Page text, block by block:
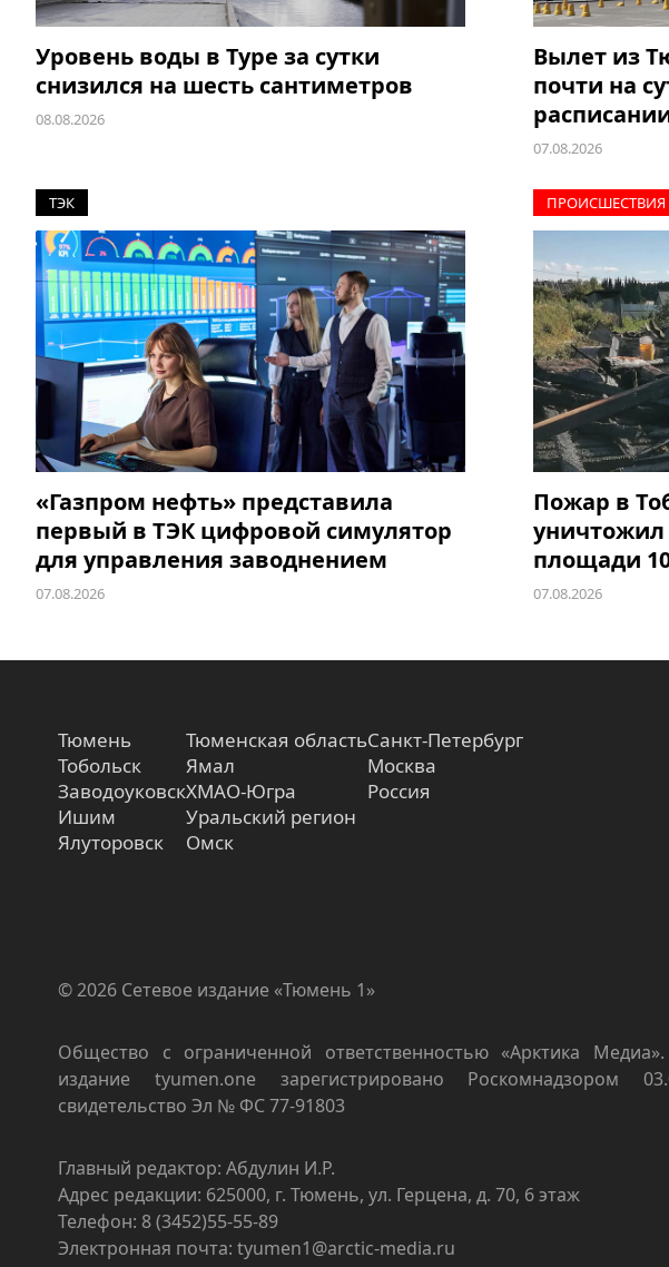
Уровень воды в Туре за сутки
снизился на шесть сантиметров
08.08.2026
Вылет из
почти на
07.08.2026
ТЭК
«Газпром нефть» представила
первый в ТЭК цифровой симулятор
для управления заводнением
07.08.2026
ПРОИCШЕСТВИЯ
Пожар в
уничтожил
площади
07.08.2026
Тюмень
Тобольск
Заводоуковск
Ишим
Ялуторовск
Тюменская область
Ямал
ХМАО-Югра
Уральский регион
Омск
Санкт-Петербург
Москва
Россия
© 2026 Сетевое издание «Тюмень 1»
Общество с ограниченной ответственностью «Арктика
издание tyumen.one зарегистрировано Роскомнадзором
свидетельство Эл № ФС 77-91803
Главный редактор: Абдулин И.Р.
Адрес редакции: 625000, г. Тюмень, ул. Герцена, д. 70, 6 этаж
Телефон: 8 (3452)55-55-89
Электронная почта: tyumen1@arctic-media.ru